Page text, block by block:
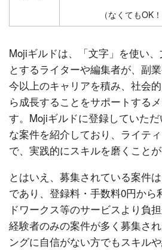
（なくてもOK！
Mojiギルドは、「文字」を使い
とするライターや編集者が、副
今以上のキャリアを積み、社会
ら成長することをサポートする
す。Mojiギルドに登録していた
な案件を紹介しており、ライテ
で、実践的にスキルを磨くことが
とはいえ、募集されている案件
であり、登録料・手数料0円から
ドワークス等のサービスより負
経験者のみの案件が多く募集さ
ングに自信がない方でもスキル